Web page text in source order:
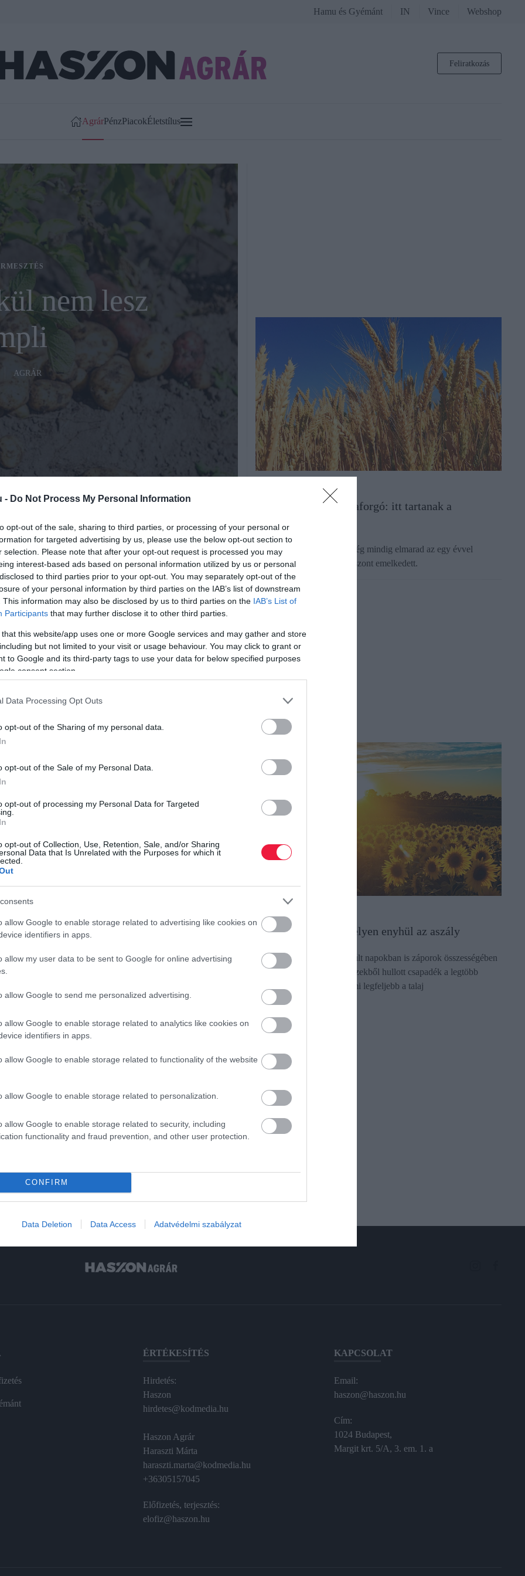
- Do Not Process My Personal Information
opt-out of the sale, sharing to third parties, or processing of your personal or
for targeted advertising by us, please use the below opt-out section to
selection. Please note that after your opt-out request is processed you may
interest-based ads based on personal information utilized by us or personal
to third parties prior to your opt-out. You may separately opt-out of the
of your personal information by third parties on the IAB’s list of downstream
This information may also be disclosed by us to third parties on the IAB’s List of
Participants that may further disclose it to other third parties.
that this website/app uses one or more Google services and may gather and store
but not limited to your visit or usage behaviour. You may click to grant or
to Google and its third-party tags to use your data for below specified purposes
consent section.
Data Processing Opt Outs
opt-out of the Sharing of my personal data.
opt-out of the Sale of my Personal Data.
opt-out of processing my Personal Data for Targeted
opt-out of Collection, Use, Retention, Sale, and/or Sharing
Data that Is Unrelated with the Purposes for which it
allow Google to enable storage related to advertising like cookies on
identifiers in apps.
allow my user data to be sent to Google for online advertising
allow Google to send me personalized advertising.
allow Google to enable storage related to analytics like cookies on
identifiers in apps.
allow Google to enable storage related to functionality of the website
allow Google to enable storage related to personalization.
allow Google to enable storage related to security, including
functionality and fraud prevention, and other user protection.
CONFIRM
Data Deletion Data Access Adatvédelmi szabályzat
Hamu és Gyémánt IN Vince Webshop
Feliratkozás
AgrárPénzPiacokÉletstílus
nem lesz
AGRÁR
- különösen a burgonyatermesztés
és szárazabbá válása - miatt
burgonyát termelni. Ezért
öntözési közösségeket hozzanak
kiemelten támogatja.A tárca
emellett sikeresnek és
lezárult pályázatot, amelynek
bővítésére vagy
amelyek segítik a burgonya hosszú
között történő tárolását. A
pedig most nyíltak meg
a termelők technológiai
újíthatják meg.
forrásként a Google Keresőben!
kedvelik, keresik a burgonyát. A megváltozott
keresnek az üzletekben. Ehhez segíti hozzá a
és a precíziós gazdálkodás eredményének kihasználása -
Búza, kukorica, napraforgó: itt tartanak a
terményárak
A búza és a kukorica ára még mindig elmarad az egy évvel
korábbitól, a napraforgó viszont emelkedett.
Legfeljebb néhány helyen enyhül az aszály
Hiába fordultak elő az elmúlt napokban is záporok összességében
többfelé az országban, az ezekből hullott csapadék a legtöbb
helyen olyan kevés volt, ami legfeljebb a talaj
nedvességvesztését…
ÉRTÉKESÍTÉS
Hirdetés:
Haszon
hirdetes@kodmedia.hu
Haszon Agrár
Haraszti Márta
haraszti.marta@kodmedia.hu
+36305157045
Előfizetés, terjesztés:
elofiz@haszon.hu
KAPCSOLAT
Email:
haszon@haszon.hu
Cím:
1024 Budapest,
Margit krt. 5/A, 3. em. 1. a